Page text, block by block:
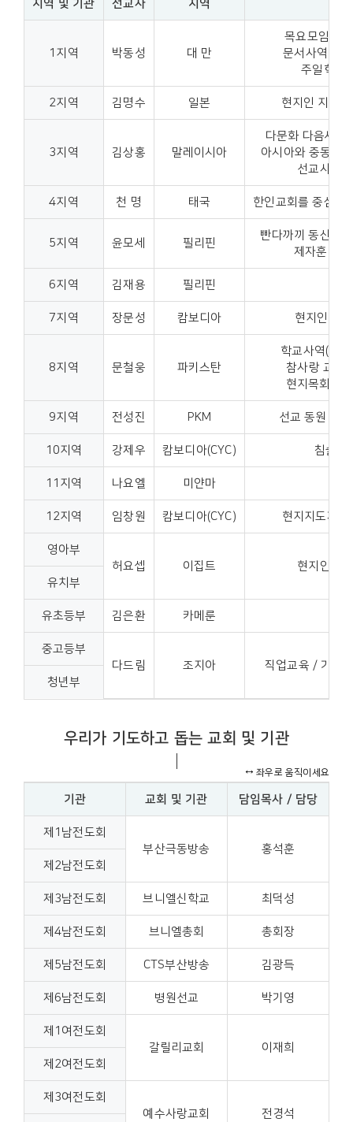
지역 및 기관 선교사 지역
1지역 박동성 대 만
목요모임(청
문서사역 :
주일학교
2지역 김명수 일본 현지인 지도
3지역 김상홍 말레이시아
다문화 다음세대
아시아와 중동 아
선교사회
4지역 천 명 태국 한인교회를 중심으
5지역 윤모세 필리핀
빤다까끼 동산교
제자훈련,
6지역 김재용 필리핀
7지역 장문성 캄보디아 현지인교
8지역 문철웅 파키스탄
학교사역(교
참사랑 교회
현지목회자
9지역 전성진 PKM 선교 동원 사
10지역 강제우 캄보디아(CYC) 침술,
11지역 나요엘 미얀마
12지역 임창원 캄보디아(CYC) 현지지도자
영아부
허요셉
이집트
현지인들
유치부
유초등부 김은환 카메룬
중고등부
다드림
조지아
직업교육 / 가정
청년부
우리가 기도하고 돕는 교회 및 기관
기관 교회 및 기관 담임목사 / 담당
제1남전도회
부산극동방송
홍석훈
제2남전도회
제3남전도회 브니엘신학교 최덕성
제4남전도회 브니엘총회 총회장
제5남전도회 CTS부산방송 김광득
제6남전도회 병원선교 박기영
제1여전도회
갈릴리교회
이재희
제2여전도회
제3여전도회
예수사랑교회
전경석